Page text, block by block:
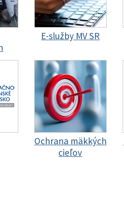
E-služby MV SR
Ochrana mäkkých
cieľov